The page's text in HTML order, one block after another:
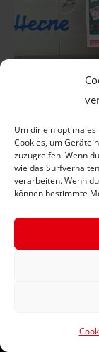
Um dir ein optimales
Cookies, um
zuzugreifen. Wenn
wie das
verarbeiten. Wenn
können bestimmte
„Reifen
Aktuelle News
Christian